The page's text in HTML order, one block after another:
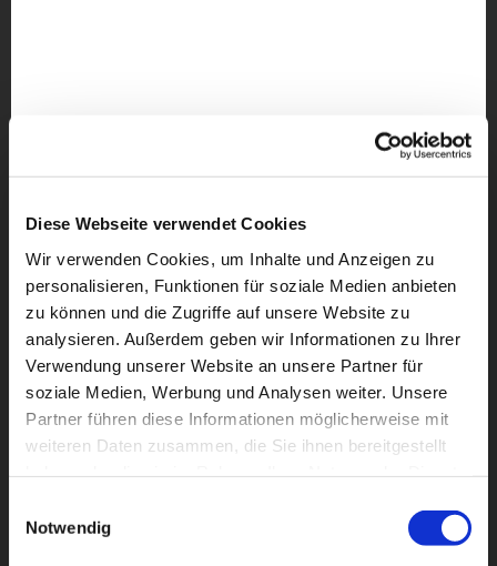
Diese Webseite verwendet Cookies
Wir verwenden Cookies, um Inhalte und Anzeigen zu
personalisieren, Funktionen für soziale Medien anbieten
zu können und die Zugriffe auf unsere Website zu
analysieren. Außerdem geben wir Informationen zu Ihrer
Verwendung unserer Website an unsere Partner für
soziale Medien, Werbung und Analysen weiter. Unsere
Partner führen diese Informationen möglicherweise mit
weiteren Daten zusammen, die Sie ihnen bereitgestellt
Notwendig
Dies könnte Sie auch